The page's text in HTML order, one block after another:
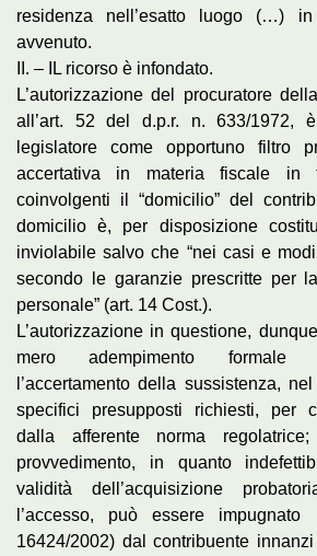
residenza nell’esatto luogo (…)
avvenuto.
II. – IL ricorso è infondato.
L’autorizzazione del procuratore
all’art. 52 del d.p.r. n. 633/1972,
legislatore come opportuno filtro
accertativa in materia fiscale in
coinvolgenti il “domicilio” del
domicilio è, per disposizione
inviolabile salvo che “nei casi e
secondo le garanzie prescritte per
personale” (art. 14 Cost.).
L’autorizzazione in questione,
mero adempimento formale
l’accertamento della sussistenza,
specifici presupposti richiesti, per
dalla afferente norma
provvedimento, in quanto
validità dell’acquisizione
l’accesso, può essere
16424/2002) dal contribuente